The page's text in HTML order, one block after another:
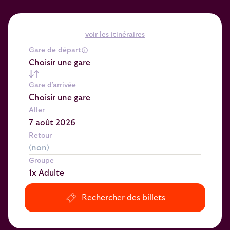
voir les itinéraires
Gare de départ
Choisir une gare
Gare d'arrivée
Choisir une gare
Aller
Retour
Groupe
1x Adulte
Rechercher des billets